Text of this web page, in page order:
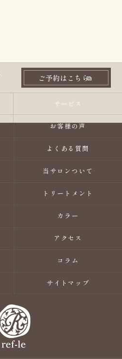
ご予約はこちら
サービス
お客様の声
よくある質問
当サロンついて
トリートメント
カラー
アクセス
コラム
サイトマップ